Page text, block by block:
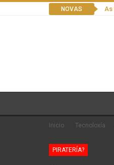
NOVAS As
Inicio Tecnoloxía
PIRATERÍA?